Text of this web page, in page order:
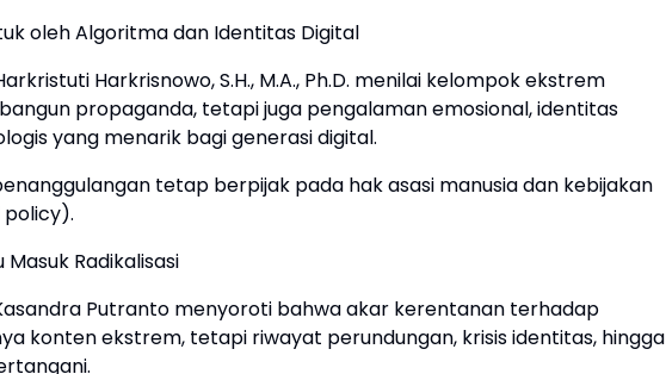
oleh Algoritma dan Identitas Digital
Harkrisnowo, S.H., M.A., Ph.D. menilai kelompok ekstrem
propaganda, tetapi juga pengalaman emosional, identitas
yang menarik bagi generasi digital.
tetap berpijak pada hak asasi manusia dan kebijakan
Masuk Radikalisasi
Putranto menyoroti bahwa akar kerentanan terhadap
konten ekstrem, tetapi riwayat perundungan, krisis identitas, hingga